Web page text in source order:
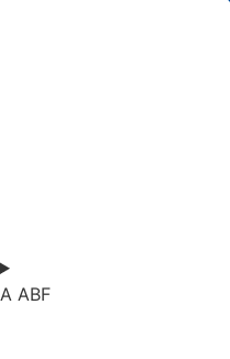
A ABF